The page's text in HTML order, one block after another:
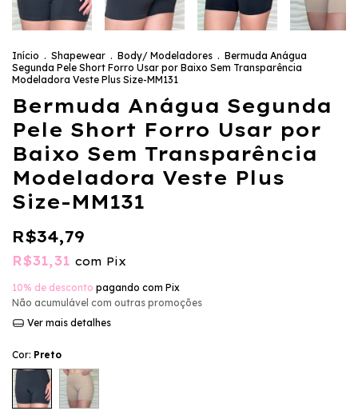
Início . Shapewear . Body/ Modeladores . Bermuda Anágua
Segunda Pele Short Forro Usar por Baixo Sem Transparência
Modeladora Veste Plus Size-MM131
Bermuda Anágua Segunda
Pele Short Forro Usar por
Baixo Sem Transparência
Modeladora Veste Plus
Size-MM131
R$34,79
R$31,31 com Pix
10% de desconto pagando com Pix
Não acumulável com outras promoções
Ver mais detalhes
Cor: Preto